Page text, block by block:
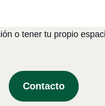
o tener tu propio
Contacto